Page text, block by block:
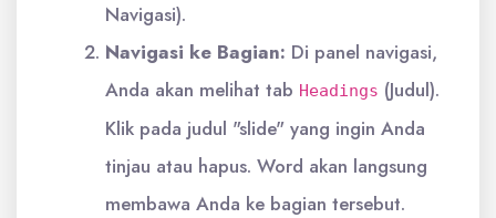
Navigasi).
Navigasi ke Bagian: Di panel navigasi,
Anda akan melihat tab Headings (Judul).
Klik pada judul "slide" yang ingin Anda
tinjau atau hapus. Word akan langsung
membawa Anda ke bagian tersebut.